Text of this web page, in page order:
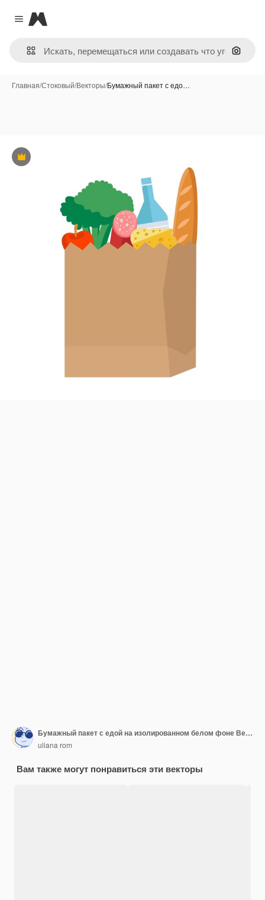
Close menu
Magnific
Поиск
Главная/Стоковый/Векторы/Бумажный пакет с едо…
Премиум
Бумажный пакет с едой на изолированном белом фоне Векторная иллюстрация
uliana rom
Вам также могут понравиться эти векторы